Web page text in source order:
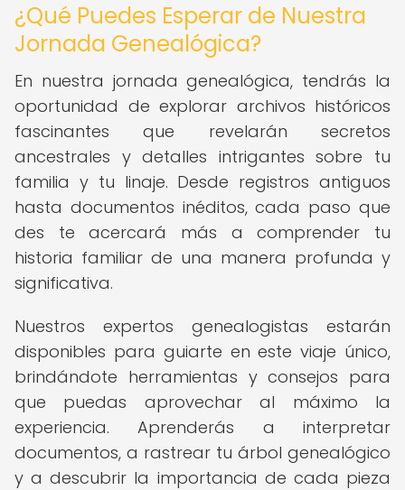
¿Qué Puedes Esperar de Nuestra
Jornada Genealógica?
En nuestra jornada genealógica, tendrás la
oportunidad de explorar archivos históricos
fascinantes que revelarán secretos
ancestrales y detalles intrigantes sobre tu
familia y tu linaje. Desde registros antiguos
hasta documentos inéditos, cada paso que
des te acercará más a comprender tu
historia familiar de una manera profunda y
significativa.
Nuestros expertos genealogistas estarán
disponibles para guiarte en este viaje único,
brindándote herramientas y consejos para
que puedas aprovechar al máximo la
experiencia. Aprenderás a interpretar
documentos, a rastrear tu árbol genealógico
y a descubrir la importancia de cada pieza